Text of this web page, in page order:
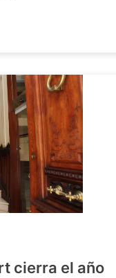
cierra el año